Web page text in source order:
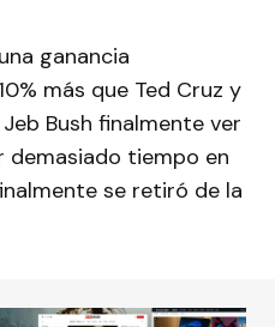
ganancia
más que Ted Cruz y
Bush finalmente ver
demasiado tiempo en
se retiró de la